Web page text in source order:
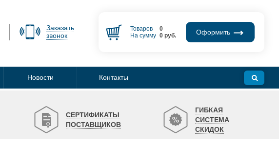
Заказать
звонок
Товаров
0
На сумму 0руб. Оформить
Новости Контакты
СЕРТИФИКАТЫ
ПОСТАВЩИКОВ
ГИБКАЯ
СИСТЕМА
СКИДОК